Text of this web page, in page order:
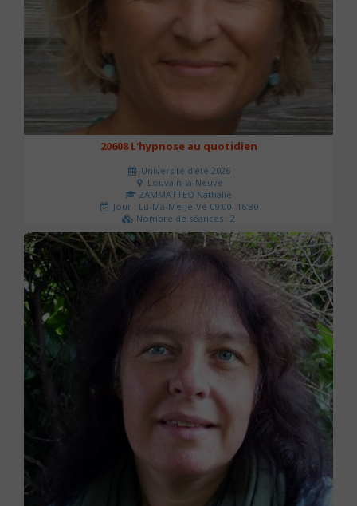
20608 L'hypnose au quotidien
Université d'été 2026
Louvain-la-Neuve
ZAMMATTEO Nathalie
Jour : Lu-Ma-Me-Je-Ve 09:00- 16:30
Nombre de séances : 2
140 €